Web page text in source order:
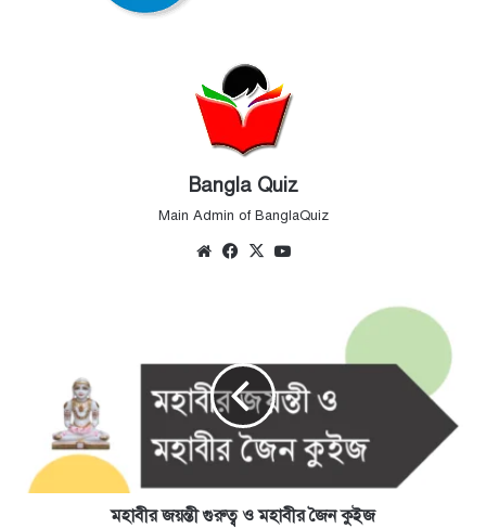
Bangla Quiz
Main Admin of BanglaQuiz
WebsiteFacebook
X
মহাবীর জয়ন্তী গুরুত্ব ও মহাবীর জৈন কুইজ